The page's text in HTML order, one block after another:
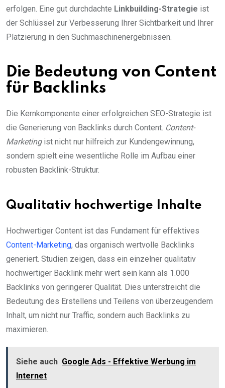
erfolgen. Eine gut durchdachte Linkbuilding-Strategie ist
der Schlüssel zur Verbesserung Ihrer Sichtbarkeit und Ihrer
Platzierung in den Suchmaschinenergebnissen.
Die Bedeutung von Content
für Backlinks
Die Kernkomponente einer erfolgreichen SEO-Strategie ist
die Generierung von Backlinks durch Content. Content-
Marketingist nicht nur hilfreich zur Kundengewinnung,
sondern spielt eine wesentliche Rolle im Aufbau einer
robusten Backlink-Struktur.
Qualitativ hochwertige Inhalte
Hochwertiger Content ist das Fundament für effektives
Content-Marketing, das organisch wertvolle Backlinks
generiert. Studien zeigen, dass ein einzelner qualitativ
hochwertiger Backlink mehr wert sein kann als 1.000
Backlinks von geringerer Qualität. Dies unterstreicht die
Bedeutung des Erstellens und Teilens von überzeugendem
Inhalt, um nicht nur Traffic, sondern auch Backlinks zu
maximieren.
Siehe auch Google Ads - Effektive Werbung im
Internet